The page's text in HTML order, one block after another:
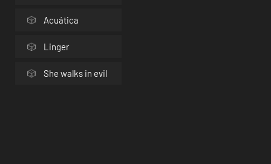
Acuática
Linger
She walks in evil